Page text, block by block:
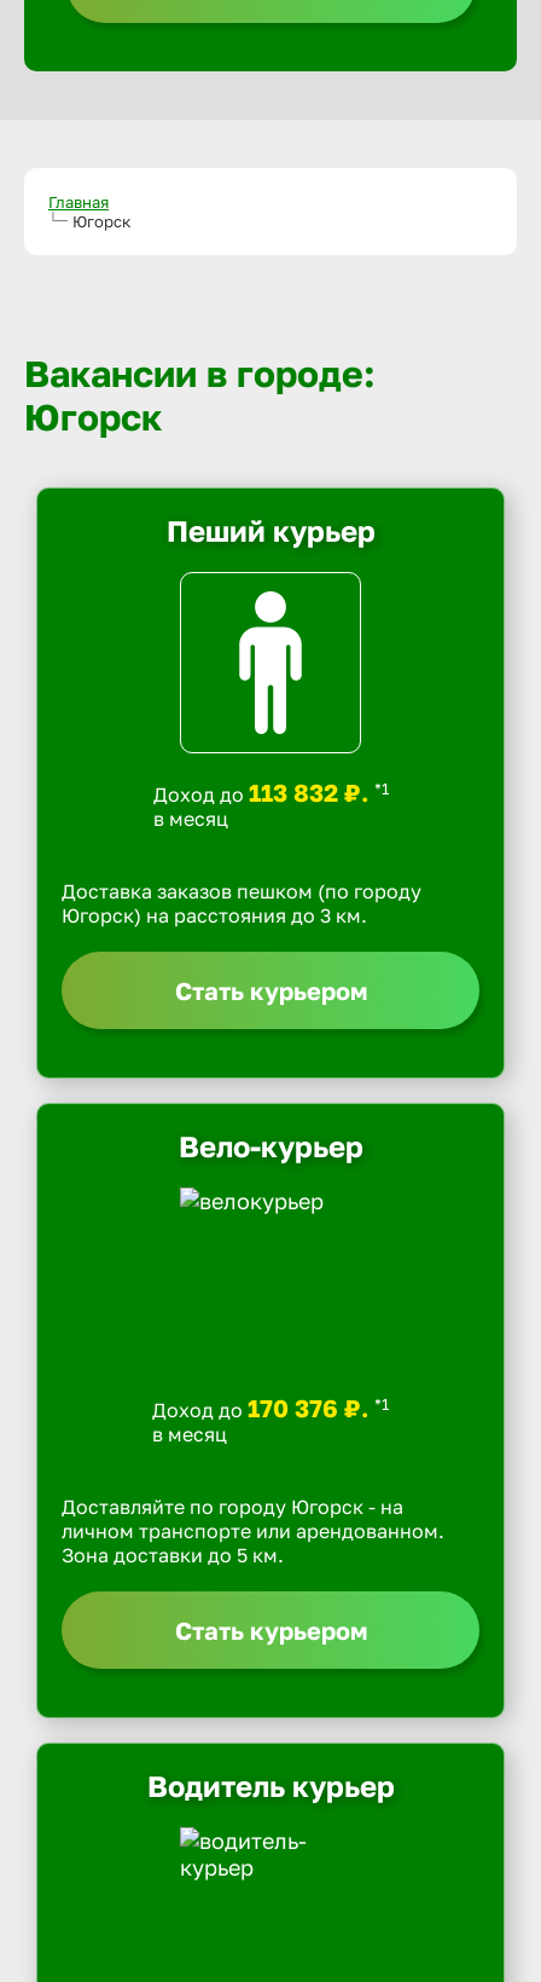
Главная
Югорск
Вакансии в городе:
Югорск
Пеший курьер
Доход до 113 832 ₽. *1
в месяц
Доставка заказов пешком (по городу
Югорск) на расстояния до 3 км.
Стать курьером
Вело-курьер
Доход до 170 376 ₽. *1
в месяц
Доставляйте по городу Югорск - на
личном транспорте или арендованном.
Зона доставки до 5 км.
Стать курьером
Водитель курьер